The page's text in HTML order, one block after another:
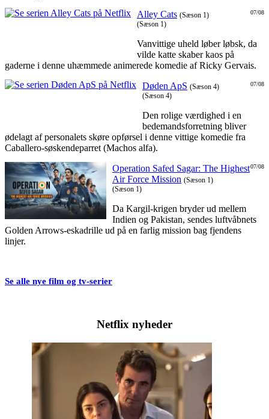
07/08
Alley Cats (Sæson 1)
(Sæson 1)
Vanvittige uheld løber løbsk, da
vilde katte skaber kaos på
gaderne i denne uhæmmede animerede komedie af Ricky Gervais.
07/08
Døden ApS (Sæson 4)
(Sæson 4)
Den rolige værdighed i en
bedemandsforretning bliver
ødelagt af personalets skøre opførsel i denne vittige komedie fra
Caballero-søskendeparret (Machos alfa).
07/08
Operation Safed Sagar: The Highest
Air Force Mission (Sæson 1)
(Sæson 1)
Da Kargil-krigen bryder ud mellem
Indien og Pakistan, sendes luftvåbnets
Golden Arrows-eskadrille ud på en farlig mission bag fjendens
linjer.
Se alle nye film og tv-serier
Netflix nyheder